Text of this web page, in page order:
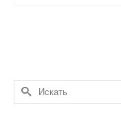
Искать: